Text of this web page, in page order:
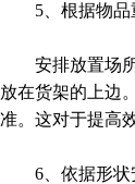
5、根据物品
安排放置场所
放在货架的上边
准。这对于提高
6、依据形状